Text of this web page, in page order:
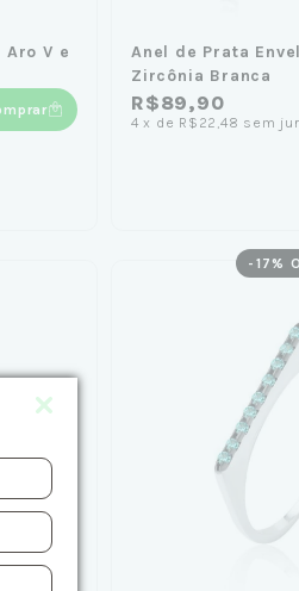
V e
Anel de Prata
Zircônia Branca
R$89,90
4 x de R$22,48 sem
- 17 %